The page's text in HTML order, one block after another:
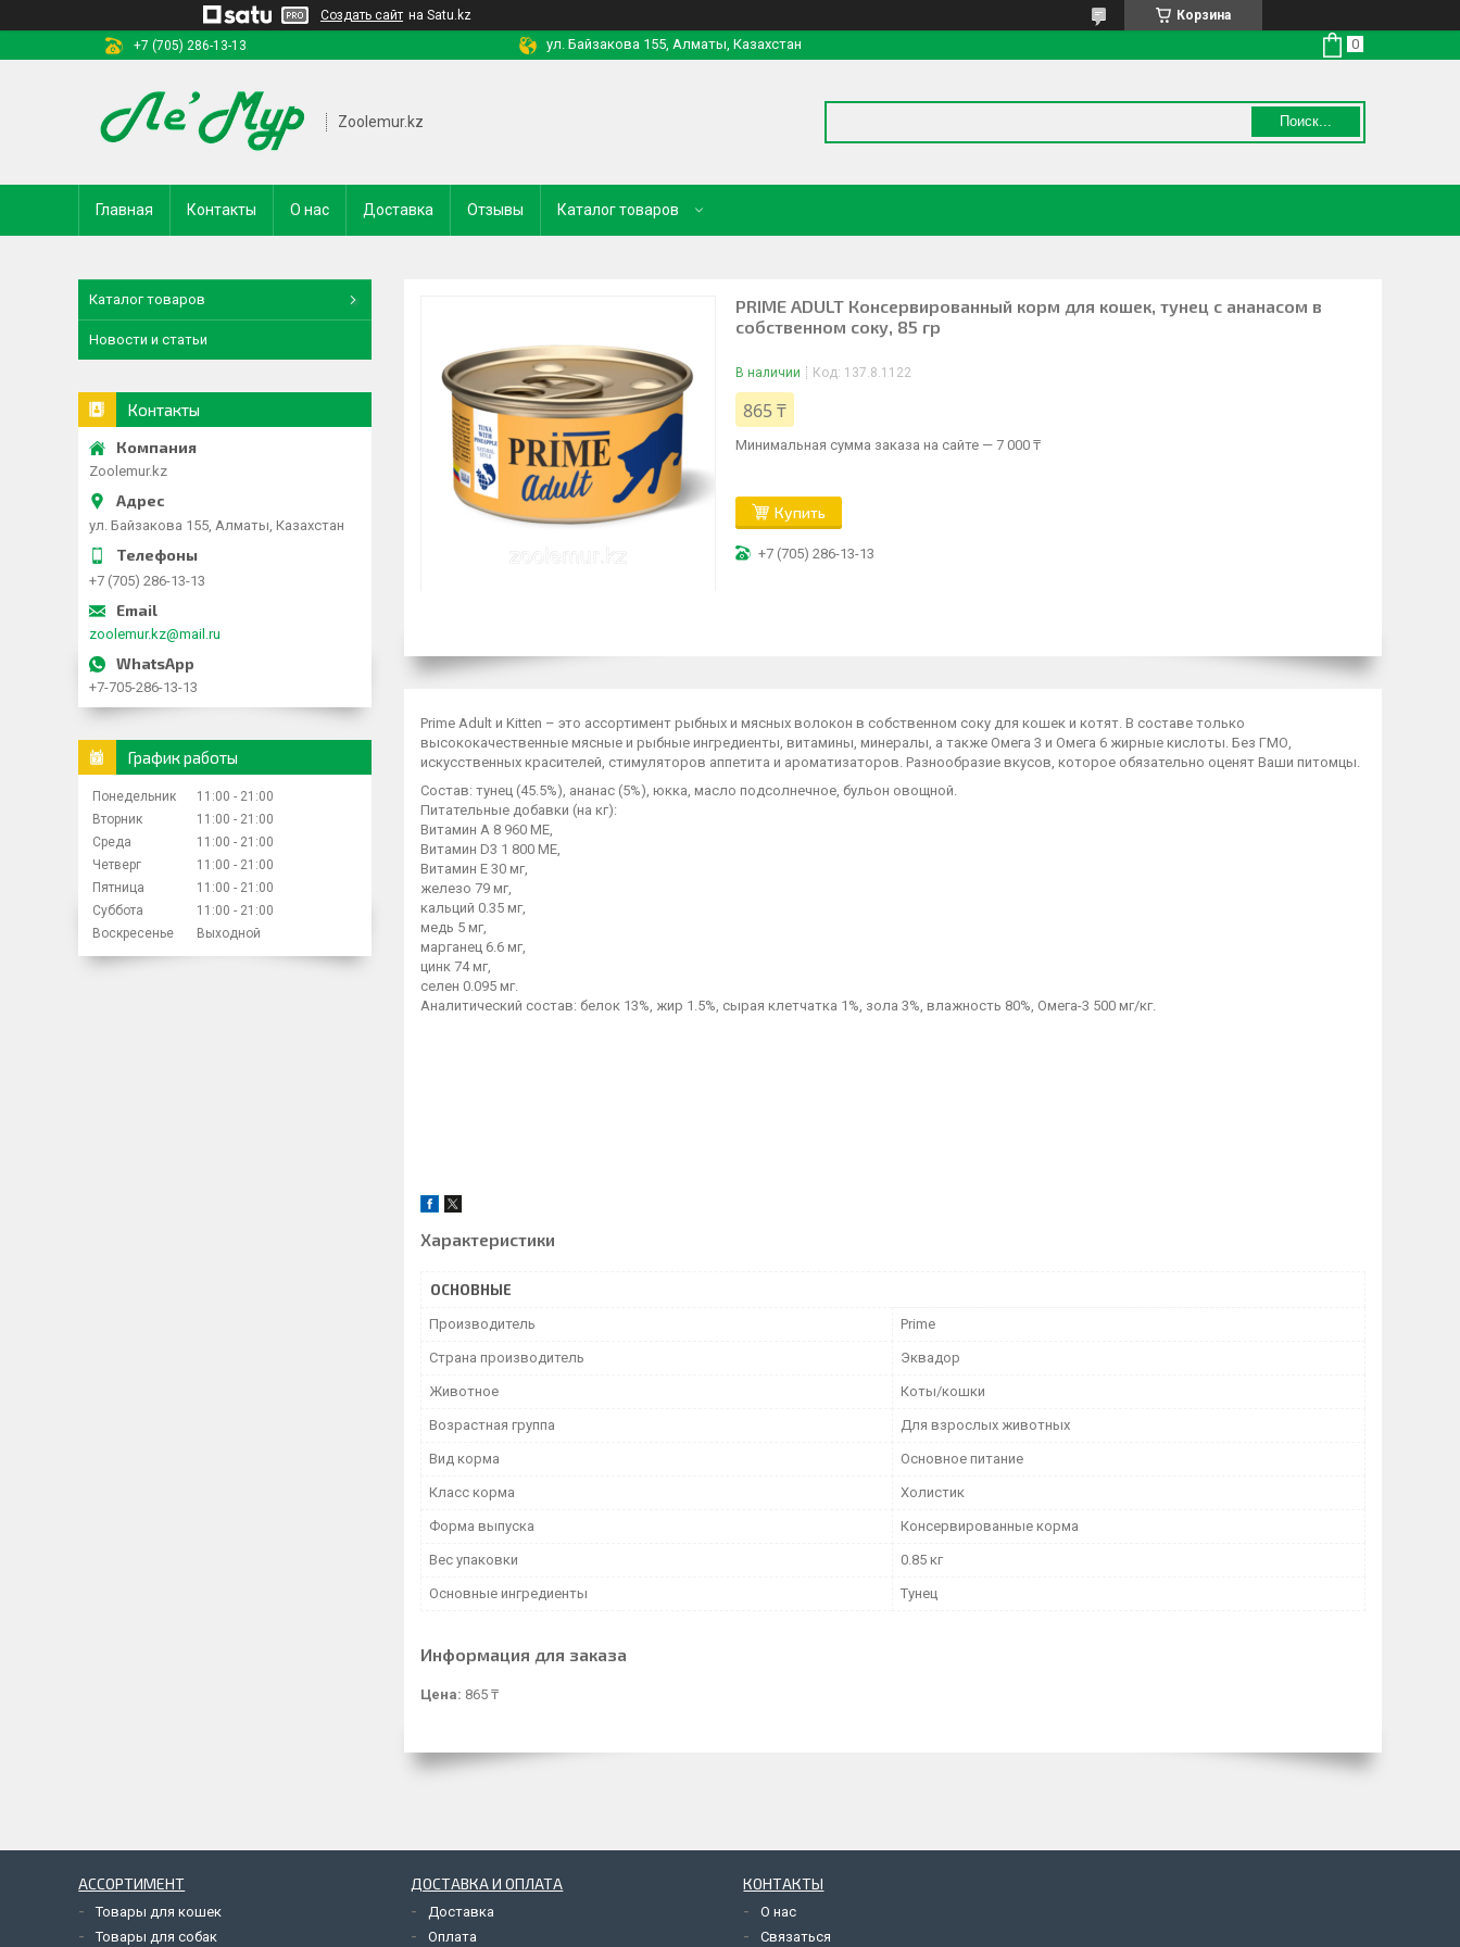
Создать сайт на Satu.kz
Корзина
+7 (705) 286-13-13
ул. Байзакова 155, Алматы, Казахстан
Zoolemur.kz Поиск...
Главная Контакты О нас Доставка Отзывы Каталог товаров
PRIME ADULT Консервированный корм для кошек, тунец с ананасом в
собственном соку, 85 гр
В наличии Код: 137.8.1122
865 ₸
Минимальная сумма заказа на сайте — 7 000 ₸
Купить
+7 (705) 286-13-13
Prime Adult и Kitten – это ассортимент рыбных и мясных волокон в собственном соку для кошек и котят. В составе только
высококачественные мясные и рыбные ингредиенты, витамины, минералы, а также Омега 3 и Омега 6 жирные кислоты. Без ГМО,
искусственных красителей, стимуляторов аппетита и ароматизаторов. Разнообразие вкусов, которое обязательно оценят Ваши питомцы.
Состав: тунец (45.5%), ананас (5%), юкка, масло подсолнечное, бульон овощной.
Питательные добавки (на кг):
Витамин A 8 960 МЕ,
Витамин D3 1 800 МЕ,
Витамин E 30 мг,
железо 79 мг,
кальций 0.35 мг,
медь 5 мг,
марганец 6.6 мг,
цинк 74 мг,
селен 0.095 мг.
Аналитический состав: белок 13%, жир 1.5%, сырая клетчатка 1%, зола 3%, влажность 80%, Омега-3 500 мг/кг.
Характеристики
ОСНОВНЫЕ
Производитель Prime
Страна производитель Эквадор
Животное Коты/кошки
Возрастная группа Для взрослых животных
Вид корма Основное питание
Класс корма Холистик
Форма выпуска Консервированные корма
Вес упаковки 0.85 кг
Основные ингредиенты Тунец
Информация для заказа
Цена: 865 ₸
Каталог товаров
Новости и статьи
Контакты
Zoolemur.kz
ул. Байзакова 155, Алматы, Казахстан
+7 (705) 286-13-13
zoolemur.kz@mail.ru
+7-705-286-13-13
График работы
Понедельник 11:00
21:00
Вторник
11:00
21:00
Среда
11:00
21:00
Четверг
11:00
21:00
Пятница
11:00
21:00
Суббота
11:00
21:00
Воскресенье
Выходной
АССОРТИМЕНТ
Товары для кошек
Товары для собак
ДОСТАВКА И ОПЛАТА
Доставка
Оплата
КОНТАКТЫ
О нас
Связаться